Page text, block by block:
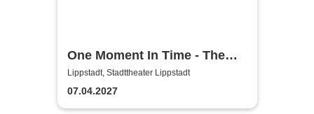
One Moment In Time - The
Whitney Houston Story
Lippstadt, Stadttheater Lippstadt
07.04.2027